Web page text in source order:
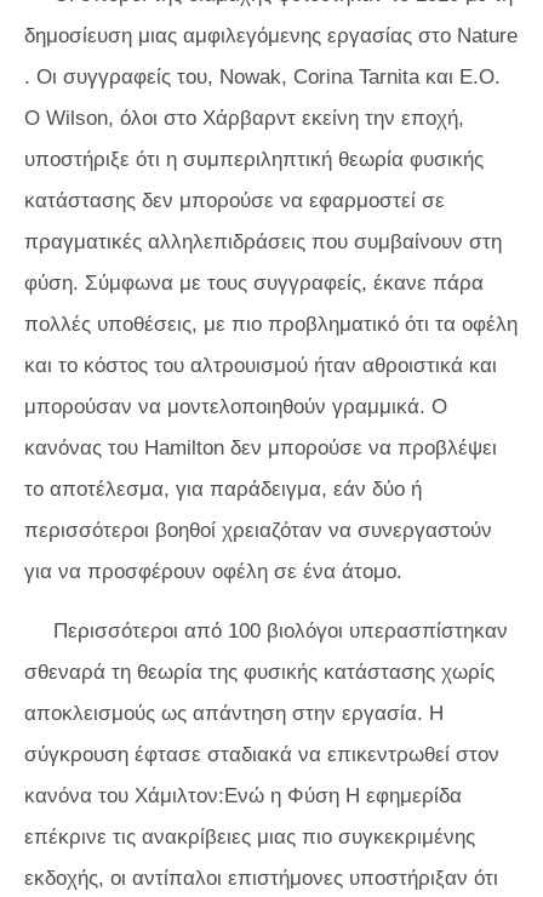
δημοσίευση μιας αμφιλεγόμενης εργασίας στο Nature
. Οι συγγραφείς του, Nowak, Corina Tarnita και E.O.
Ο Wilson, όλοι στο Χάρβαρντ εκείνη την εποχή,
υποστήριξε ότι η συμπεριληπτική θεωρία φυσικής
κατάστασης δεν μπορούσε να εφαρμοστεί σε
πραγματικές αλληλεπιδράσεις που συμβαίνουν στη
φύση. Σύμφωνα με τους συγγραφείς, έκανε πάρα
πολλές υποθέσεις, με πιο προβληματικό ότι τα οφέλη
και το κόστος του αλτρουισμού ήταν αθροιστικά και
μπορούσαν να μοντελοποιηθούν γραμμικά. Ο
κανόνας του Hamilton δεν μπορούσε να προβλέψει
το αποτέλεσμα, για παράδειγμα, εάν δύο ή
περισσότεροι βοηθοί χρειαζόταν να συνεργαστούν
για να προσφέρουν οφέλη σε ένα άτομο.
Περισσότεροι από 100 βιολόγοι υπερασπίστηκαν
σθεναρά τη θεωρία της φυσικής κατάστασης χωρίς
αποκλεισμούς ως απάντηση στην εργασία. Η
σύγκρουση έφτασε σταδιακά να επικεντρωθεί στον
κανόνα του Χάμιλτον:Ενώ η Φύση Η εφημερίδα
επέκρινε τις ανακρίβειες μιας πιο συγκεκριμένης
εκδοχής, οι αντίπαλοι επιστήμονες υποστήριξαν ότι